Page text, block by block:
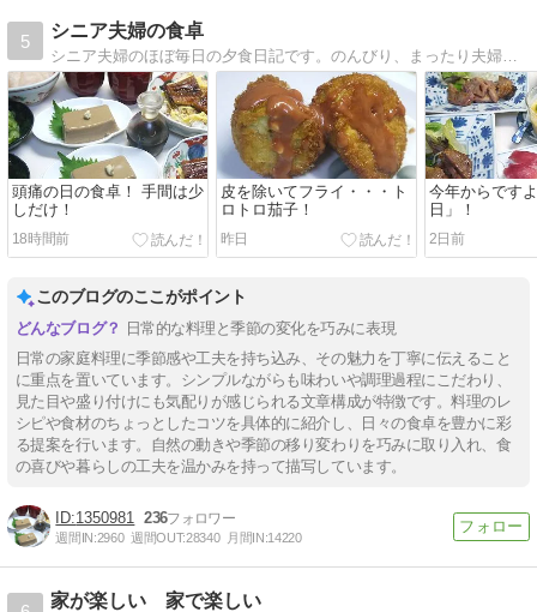
5
シニア夫婦の食卓
シニア夫婦のほぼ毎日の夕食日記です。のんびり、まったり夫婦のおとぼけの毎日をつづります。
頭痛の日の食卓！ 手間は少
しだけ！
18時間前
皮を除いてフライ・・・ト
ロトロ茄子！
昨日
今年からです
日」！
2日前
このブログのここがポイント
日常的な料理と季節の変化を巧みに表現
日常の家庭料理に季節感や工夫を持ち込み、その魅力を丁寧に伝えること
に重点を置いています。シンプルながらも味わいや調理過程にこだわり、
見た目や盛り付けにも気配りが感じられる文章構成が特徴です。料理のレ
シピや食材のちょっとしたコツを具体的に紹介し、日々の食卓を豊かに彩
る提案を行います。自然の動きや季節の移り変わりを巧みに取り入れ、食
の喜びや暮らしの工夫を温かみを持って描写しています。
1350981 236
週間IN:2960 週間OUT:28340 月間IN:14220
家が楽しい 家で楽しい